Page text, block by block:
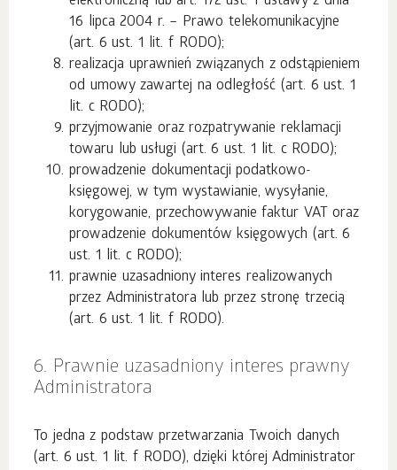
16 lipca 2004 r. – Prawo telekomunikacyjne
(art. 6 ust. 1 lit. f RODO);
realizacja uprawnień związanych z odstąpieniem
od umowy zawartej na odległość (art. 6 ust. 1
lit. c RODO);
przyjmowanie oraz rozpatrywanie reklamacji
towaru lub usługi (art. 6 ust. 1 lit. c RODO);
prowadzenie dokumentacji podatkowo-
księgowej, w tym wystawianie, wysyłanie,
korygowanie, przechowywanie faktur VAT oraz
prowadzenie dokumentów księgowych (art. 6
ust. 1 lit. c RODO);
prawnie uzasadniony interes realizowanych
przez Administratora lub przez stronę trzecią
(art. 6 ust. 1 lit. f RODO).
6. Prawnie uzasadniony interes prawny
Administratora
To jedna z podstaw przetwarzania Twoich danych
(art. 6 ust. 1 lit. f RODO), dzięki której Administrator